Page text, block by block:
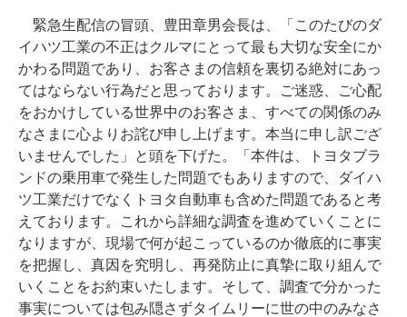
緊急生配信の冒頭、豊田章男会長は、「このたびのダ
イハツ工業の不正はクルマにとって最も大切な安全にか
かわる問題であり、お客さまの信頼を裏切る絶対にあっ
てはならない行為だと思っております。ご迷惑、ご心配
をおかけしている世界中のお客さま、すべての関係のみ
なさまに心よりお詫び申し上げます。本当に申し訳ござ
いませんでした」と頭を下げた。「本件は、トヨタブラ
ンドの乗用車で発生した問題でもありますので、ダイハ
ツ工業だけでなくトヨタ自動車も含めた問題であると考
えております。これから詳細な調査を進めていくことに
なりますが、現場で何が起こっているのか徹底的に事実
を把握し、真因を究明し、再発防止に真摯に取り組んで
いくことをお約束いたします。そして、調査で分かった
事実については包み隠さずタイムリーに世の中のみなさ